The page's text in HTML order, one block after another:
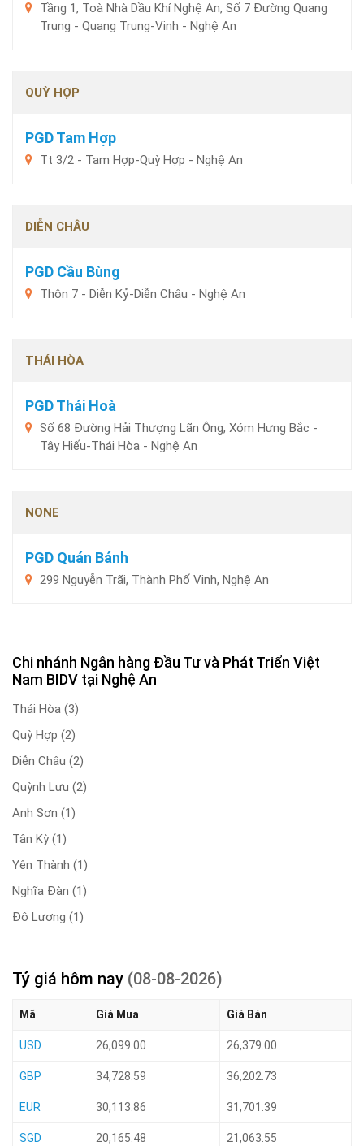
Tầng 1, Toà Nhà Dầu Khí Nghệ An, Số 7 Đường Quang
Trung - Quang Trung-Vinh - Nghệ An
QUỲ HỢP
PGD Tam Hợp
Tt 3/2 - Tam Hợp-Quỳ Hợp - Nghệ An
DIỄN CHÂU
PGD Cầu Bùng
Thôn 7 - Diễn Kỷ-Diễn Châu - Nghệ An
THÁI HÒA
PGD Thái Hoà
Số 68 Đường Hải Thượng Lãn Ông, Xóm Hưng Bắc -
Tây Hiếu-Thái Hòa - Nghệ An
NONE
PGD Quán Bánh
299 Nguyễn Trãi, Thành Phố Vinh, Nghệ An
Chi nhánh Ngân hàng Đầu Tư và Phát Triển Việt
Nam BIDV tại Nghệ An
Thái Hòa (3)
Quỳ Hợp (2)
Diễn Châu (2)
Quỳnh Lưu (2)
Anh Sơn (1)
Tân Kỳ (1)
Yên Thành (1)
Nghĩa Đàn (1)
Đô Lương (1)
Tỷ giá hôm nay (08-08-2026)
Mã Giá Mua Giá Bán
USD 26,099.00 26,379.00
GBP 34,728.59 36,202.73
EUR 30,113.86 31,701.39
SGD 20,165.48 21,063.55